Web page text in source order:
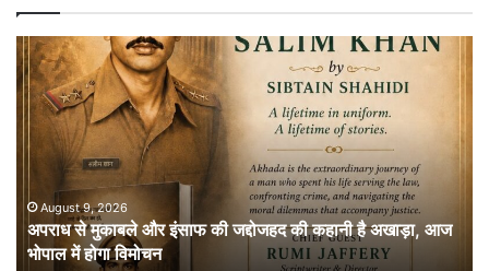
अपराध
से
मुकाबले
इंसाफ
की
कहानी
August 9, 2026
अपराध से मुकाबले और इंसाफ की जद्दोजहद की कहानी है अखाड़ा, आज
भोपाल में होगा विमोचन